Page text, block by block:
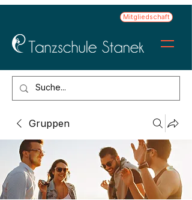
Mitgliedschaft
Gruppen